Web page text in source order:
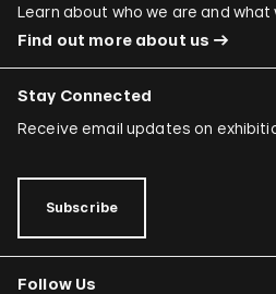
Learn about who we are and
Find out more about us
Stay Connected
Receive email updates on
Subscribe
Follow Us